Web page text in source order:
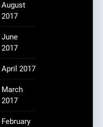
August
2017
June
2017
April 2017
March
2017
February